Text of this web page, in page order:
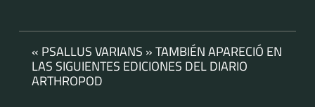
« PSALLUS VARIANS » TAMBIÉN APARECIÓ EN
LAS SIGUIENTES EDICIONES DEL DIARIO
ARTHROPOD